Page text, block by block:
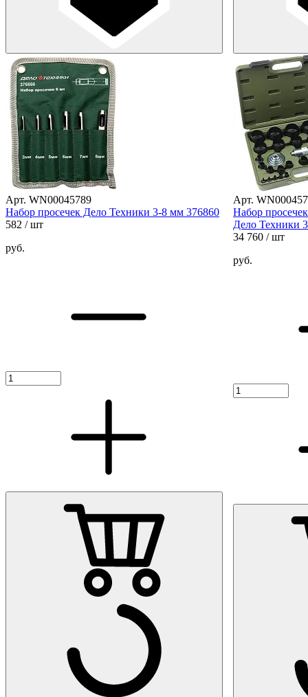
Арт. WN00045789
Набор просечек Дело Техники 3-8 мм 376860
582 / шт
руб.
Арт.
Набор
Дело Техники
34 760 / шт
руб.